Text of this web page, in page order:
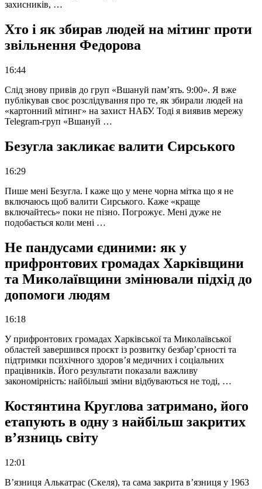
захисників, …
Хто і як збирав людей на мітинг проти
звільнення Федорова
16:44
Слід знову привів до груп «Вшануй пам’ять. 9:00». Я вже
публікував своє розслідування про те, як збирали людей на
«картонний мітинг» на захист НАБУ. Тоді я виявив мережу
Telegram-груп «Вшануй …
Безугла закликає валити Сирського
16:29
Пише мені Безугла. І каже що у мене чорна мітка що я не
включаюсь щоб валити Сирського. Каже «краще
включайтесь» поки не пізно. Погрожує. Мені дуже не
подобається коли мені …
Не пандусами єдиними: як у
прифронтових громадах Харківщини
та Миколаївщини змінювали підхід до
допомоги людям
16:18
У прифронтових громадах Харківської та Миколаївської
областей завершився проєкт із розвитку безбар’єрності та
підтримки психічного здоров’я медичних і соціальних
працівників. Його результати показали важливу
закономірність: найбільші зміни відбуваються не тоді, …
Костянтина Круглова затримано, його
етапують в одну з найбільш закритих
в’язниць світу
12:01
В’язниця Алькатрас (Скеля), та сама закрита в’язниця у 1963